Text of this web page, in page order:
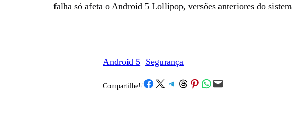
falha só afeta o Android 5 Lollipop, versões anteriores do
Android 5 Segurança
Compartilhe!/Share on Facebook
Share on X Share on Telegram
Share on Threads
Share on Pinterest
Share on WhatsApp
Email this Page